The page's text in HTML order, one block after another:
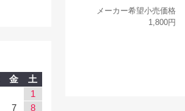
メーカー希望小売価格
1,800円
金
土
1
7
8